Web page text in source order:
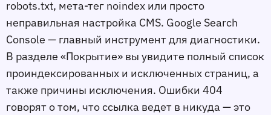
robots.txt, мета-тег noindex или просто
неправильная настройка CMS. Google Search
Console — главный инструмент для диагностики.
В разделе «Покрытие» вы увидите полный список
проиндексированных и исключeнных страниц, а
также причины исключения. Ошибки 404
говорят о том, что ссылка ведeт в никуда — это